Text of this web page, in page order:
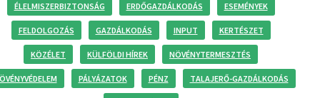
ÉLELMISZERBIZTONSÁG ERDŐGAZDÁLKODÁS ESEMÉNYEK
FELDOLGOZÁS GAZDÁLKODÁS INPUT KERTÉSZET
KÖZÉLET KÜLFÖLDI HÍREK NÖVÉNYTERMESZTÉS
PÁLYÁZATOK PÉNZ TALAJERŐ-GAZDÁLKODÁS